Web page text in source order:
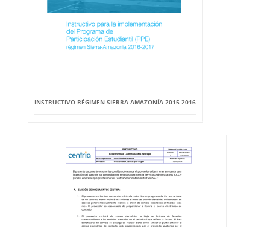
INSTRUCTIVO RÉGIMEN SIERRA-AMAZONÍA 2015-2016